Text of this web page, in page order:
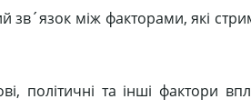
зв´язок між факторами, які
політичні та інші фактори